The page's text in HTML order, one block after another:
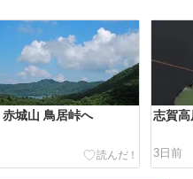
赤城山 鳥居峠へ 志賀
3日前